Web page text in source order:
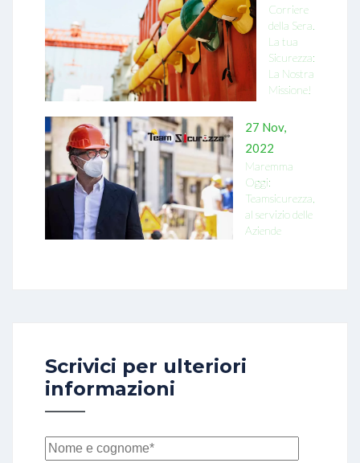
Corriere
della Sera.
La tua
Sicurezza:
La Nostra
Missione!
27 Nov,
2022
Maremma
Oggi:
Teamsicurezza,
al servizio delle
Aziende
Scrivici per ulteriori
informazioni